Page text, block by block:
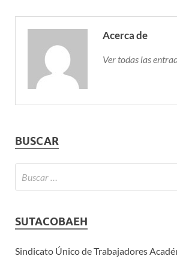
Acerca de
Ver todas las
BUSCAR
SUTACOBAEH
Sindicato Único de Trabajadores